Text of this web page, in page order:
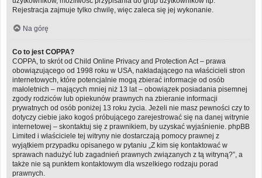
Rejestracja zajmuje tylko chwilę, więc zaleca się jej wykonanie.
Na górę
Co to jest COPPA?
COPPA, to skrót od Child Online Privacy and Protection Act – prawa
obowiązującego od 1998 roku w USA, nakładającego na właścicieli stron
internetowych, które potencjalnie mogą zbierać informacje od osób
małoletnich – mających mniej niż 13 lat – obowiązek posiadania pisemnej
zgody rodziców lub opiekunów prawnych na zbieranie informacji
prywatnych od osób poniżej 13 roku życia. Jeżeli nie masz pewności czy to
dotyczy ciebie jako kogoś próbującego zarejestrować się na danej witrynie
internetowej – skontaktuj się z prawnikiem, by uzyskać wyjaśnienie. phpBB
Limited i właściciele tej witryny nie dostarczają pomocy prawnej z
wyjątkiem przypadku opisanego w pytaniu „Z kim się kontaktować w
sprawach nadużyć lub zagadnień prawnych związanych z tą witryną?”, a
także nie są punktem kontaktowym dla wszelkiego rodzaju porad
prawnych.